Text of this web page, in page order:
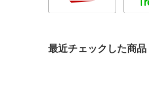
最近チェックした商品